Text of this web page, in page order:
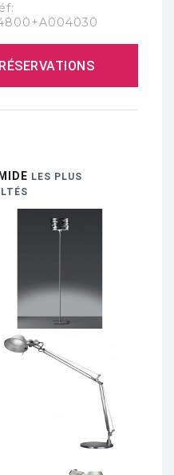
LES PLUS